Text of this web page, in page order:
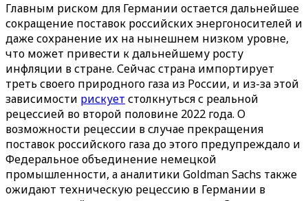
Главным риском для Германии остается дальнейшее
сокращение поставок российских энергоносителей и
даже сохранение их на нынешнем низком уровне,
что может привести к дальнейшему росту
инфляции в стране. Сейчас страна импортирует
треть своего природного газа из России, и из-за этой
зависимости рискует столкнуться с реальной
рецессией во второй половине 2022 года. О
возможности рецессии в случае прекращения
поставок российского газа до этого предупреждало и
Федеральное объединение немецкой
промышленности, а аналитики Goldman Sachs также
ожидают техническую рецессию в Германии в